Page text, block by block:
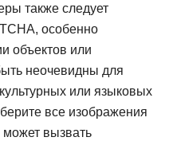
также следует
особенно
объектов или
неочевидны для
или языковых
все изображения
вызвать